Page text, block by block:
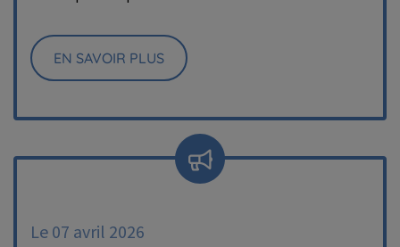
EN SAVOIR PLUS
Le 07 avril 2026